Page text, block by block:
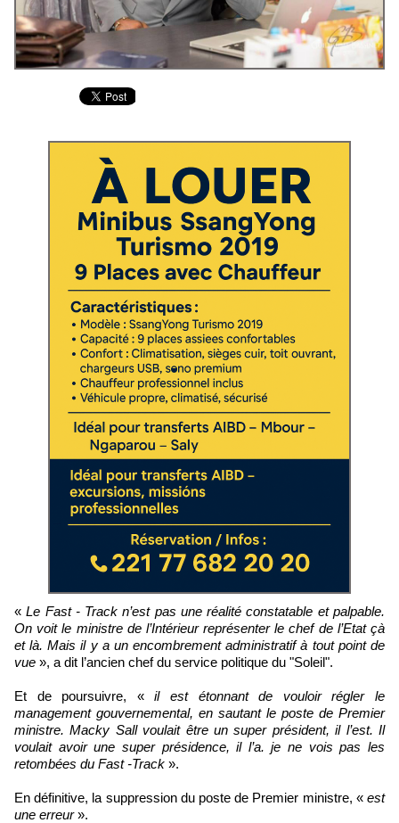
«Le Fast - Track n’est pas une réalité constatable et palpable.
On voit le ministre de l’Intérieur représenter le chef de l’Etat çà
et là. Mais il y a un encombrement administratif à tout point de
vue », a dit l’ancien chef du service politique du "Soleil".
Et de poursuivre, «il est étonnant de vouloir régler le
management gouvernemental, en sautant le poste de Premier
ministre. Macky Sall voulait être un super président, il l’est. Il
voulait avoir une super présidence, il l’a. je ne vois pas les
retombées du Fast -Track ».
En définitive, la suppression du poste de Premier ministre, « est
une erreur».